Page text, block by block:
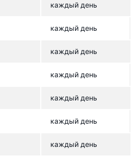
каждый день
каждый день
каждый день
каждый день
каждый день
каждый день
каждый день